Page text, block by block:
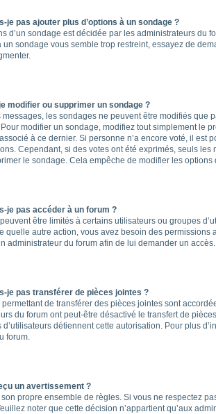
je pas ajouter plus d’options à un sondage ?
d’un sondage est décidée par les administrateurs du
sondage vous semble trop restreint, essayez de
modifier ou supprimer un sondage ?
les sondages ne peuvent être modifiés que
modifier un sondage, modifiez tout simplement le
à ce dernier. Si personne n’a encore voté, il est
Cependant, si des votes ont été exprimés, seuls
le sondage. Cela empêche de modifier les options
je pas accéder à un forum ?
être limités à certains utilisateurs ou groupes
quelle autre action, vous avez besoin des permissions
administrateur du forum afin de lui demander un accès.
je pas transférer de pièces jointes ?
de transférer des pièces jointes sont
du forum ont peut-être désactivé le transfert de
détiennent cette autorisation. Pour plus
forum.
un avertissement ?
propre ensemble de règles. Si vous ne respectez
noter que cette décision n’appartient qu’aux